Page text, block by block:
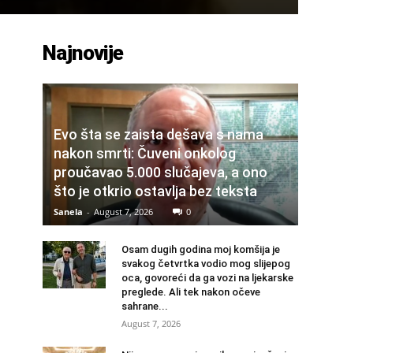
Najnovije
Evo šta se zaista dešava s nama
nakon smrti: Čuveni onkolog
proučavao 5.000 slučajeva, a ono
što je otkrio ostavlja bez teksta
Sanela - August 7, 2026 0
Osam dugih godina moj komšija je
svakog četvrtka vodio mog slijepog
oca, govoreći da ga vozi na ljekarske
preglede. Ali tek nakon očeve
sahrane...
August 7, 2026